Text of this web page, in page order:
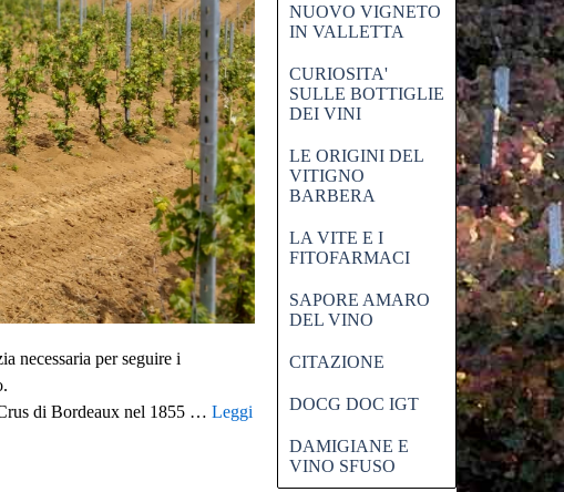
necessaria per seguire i
di Bordeaux nel 1855 … Leggi
NUOVO VIGNETO
IN VALLETTA
CURIOSITA'
SULLE BOTTIGLIE
DEI VINI
LE ORIGINI DEL
VITIGNO
BARBERA
LA VITE E I
FITOFARMACI
SAPORE AMARO
DEL VINO
CITAZIONE
DOCG DOC IGT
DAMIGIANE E
VINO SFUSO